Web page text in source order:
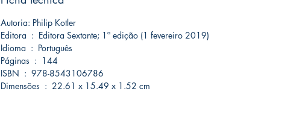
Autoria: Philip Kotler
Editora ‏ : ‎ Editora Sextante; 1ª edição (1 fevereiro 2019)
Idioma ‏ : ‎ Português
Páginas ‏ : ‎ 144
ISBN ‏ : ‎ 978-8543106786
Dimensões ‏ : ‎ 22.61 x 15.49 x 1.52 cm